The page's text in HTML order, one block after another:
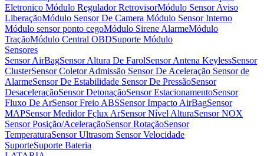
Eletronico Módulo Regulador RetrovisorMódulo Sensor Aviso
LiberaçãoMódulo Sensor De Camera Módulo Sensor Interno
Módulo sensor ponto cegoMódulo Sirene AlarmeMódulo
TraçãoMódulo Central OBDSuporte Módulo
Sensores
Sensor AirBagSensor Altura De FarolSensor Antena KeylessSensor
ClusterSensor Coletor Admissão Sensor De Aceleração Sensor de
AlarmeSensor De Estabilidade Sensor De PressãoSensor
DesaceleraçãoSensor DetonaçãoSensor EstacionamentoSensor
Fluxo De ArSensor Freio ABSSensor Impacto AirBagSensor
MAPSensor Medidor Fçlux ArSensor Nível AlturaSensor NOX
Sensor Posição/AceleraçãoSensor RotaçãoSensor
TemperaturaSensor Ultrasom Sensor Velocidade
SuporteSuporte Bateria